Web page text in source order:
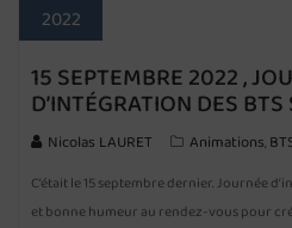
2022
15 SEPTEMBRE 2022 ,
D’INTÉGRATION DES BTS
Nicolas LAURET Animations,
C’était le 15 septembre dernier. Journée
et bonne humeur au rendez-vous pour